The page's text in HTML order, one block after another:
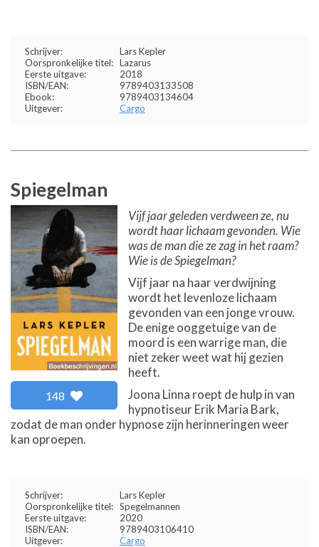
Schrijver:
Lars Kepler
Oorspronkelijke titel: Lazarus
Eerste uitgave:
2018
ISBN/EAN:
9789403133508
Ebook:
9789403134604
Uitgever:
Cargo
Spiegelman
148
Vijf jaar geleden verdween ze, nu
wordt haar lichaam gevonden. Wie
was de man die ze zag in het raam?
Wie is de Spiegelman?
Vijf jaar na haar verdwijning
wordt het levenloze lichaam
gevonden van een jonge vrouw.
De enige ooggetuige van de
moord is een warrige man, die
niet zeker weet wat hij gezien
heeft.
Joona Linna roept de hulp in van
hypnotiseur Erik Maria Bark,
zodat de man onder hypnose zijn herinneringen weer
kan oproepen.
Schrijver:
Lars Kepler
Oorspronkelijke titel: Spegelmannen
Eerste uitgave:
2020
ISBN/EAN:
9789403106410
Uitgever:
Cargo